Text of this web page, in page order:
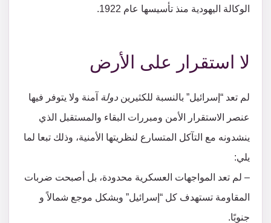
الوكالة اليهودية منذ تأسيسها عام 1922.
لا استقرار على الأرض
لم تعد “إسرائيل” بالنسبة للكثيرين دولة آمنة ولا يتوفر فيها
عنصر الاستقرار الأمن ومبررات البقاء والمستقبل الذي
ينشدونه مع التآكل المتسارع لنظريتها الأمنية، وذلك تبعا لما
يلي:
– لم تعد المواجهات العسكرية محدودة، بل أصبحت ضربات
المقاومة تستهدف كل “إسرائيل” وبشكل موجع شمالاً و
جنوبًا.